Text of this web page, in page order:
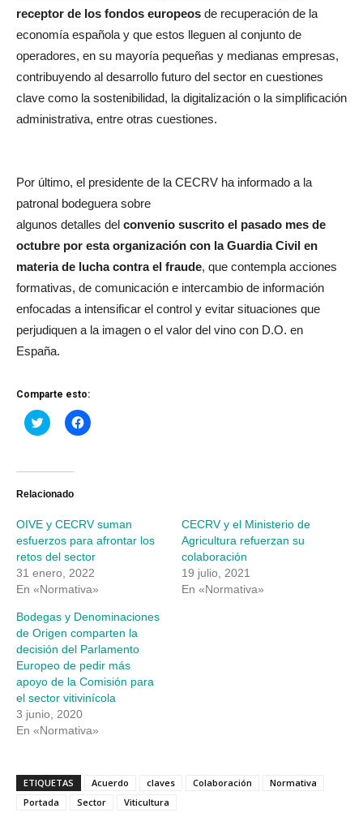
receptor de los fondos europeos de recuperación de la
economía española y que estos lleguen al conjunto de
operadores, en su mayoría pequeñas y medianas empresas,
contribuyendo al desarrollo futuro del sector en cuestiones
clave como la sostenibilidad, la digitalización o la simplificación
administrativa, entre otras cuestiones.
Por último, el presidente de la CECRV ha informado a la
patronal bodeguera sobre
algunos detalles del convenio suscrito el pasado mes de
octubre por esta organización con la Guardia Civil en
materia de lucha contra el fraude, que contempla acciones
formativas, de comunicación e intercambio de información
enfocadas a intensificar el control y evitar situaciones que
perjudiquen a la imagen o el valor del vino con D.O. en
España.
Comparte esto:
Haz
clic
Twitter
abre
ventana
nueva)
Haz
clic
ventana
nueva)
Relacionado
OIVE y CECRV suman
esfuerzos para afrontar los
retos del sector
31 enero, 2022
En «Normativa»
CECRV y el Ministerio de
Agricultura refuerzan su
colaboración
19 julio, 2021
En «Normativa»
Bodegas y Denominaciones
de Origen comparten la
decisión del Parlamento
Europeo de pedir más
apoyo de la Comisión para
el sector vitivinícola
3 junio, 2020
En «Normativa»
ETIQUETAS Acuerdo claves Colaboración
Normativa
Portada
Sector Viticultura